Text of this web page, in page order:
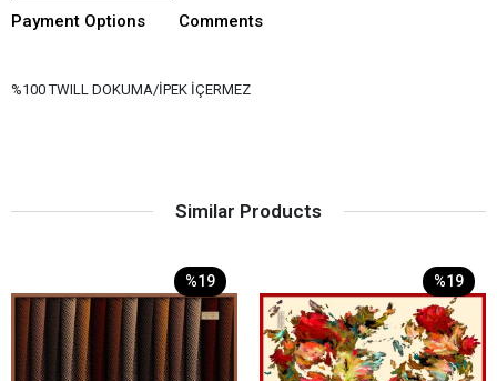
Payment Options Comments
%100 TWILL DOKUMA/İPEK İÇERMEZ
Similar Products
%19 %19